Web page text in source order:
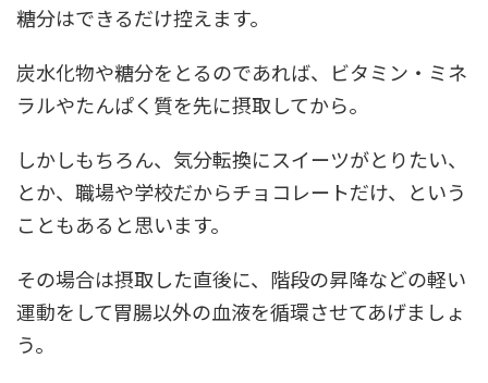
糖分はできるだけ控えます。
炭水化物や糖分をとるのであれば、ビタミン・ミネ
ラルやたんぱく質を先に摂取してから。
しかしもちろん、気分転換にスイーツがとりたい、
とか、職場や学校だからチョコレートだけ、という
こともあると思います。
その場合は摂取した直後に、階段の昇降などの軽い
運動をして胃腸以外の血液を循環させてあげましょ
う。